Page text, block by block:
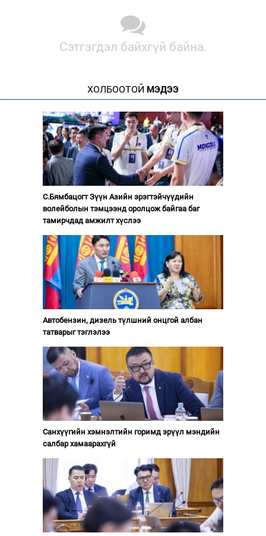
Сэтгэгдэл байхгүй байна.
ХОЛБООТОЙ МЭДЭЭ
С.Бямбацогт Зүүн Азийн эрэгтэйчүүдийн
волейболын тэмцээнд оролцож байгаа баг
тамирчдад амжилт хүслээ
Автобензин, дизель түлшний онцгой албан
татварыг тэглэлээ
Санхүүгийн хэмнэлтийн горимд эрүүл мэндийн
салбар хамаарахгүй